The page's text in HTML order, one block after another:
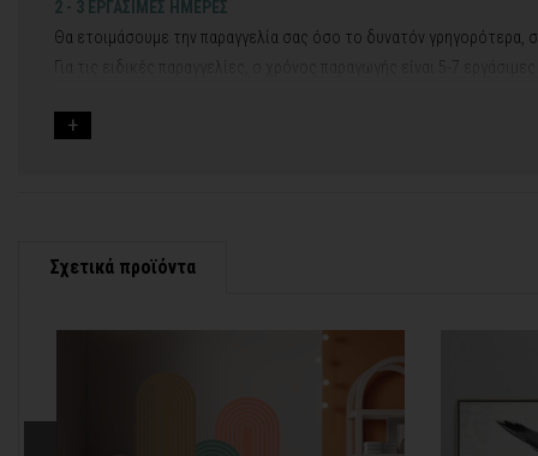
2 - 3 ΕΡΓΑΣΙΜΕΣ ΗΜΕΡΕΣ
Θα ετοιμάσουμε την παραγγελία σας όσο το δυνατόν γρηγορότερα,
Για τις ειδικές παραγγελίες, ο χρόνος παραγωγής είναι 5-7
Για αυτές τις περιπτώσεις - φροντίστε την παραγγελία σας νωρίτερα!
Σχετικά προϊόντα